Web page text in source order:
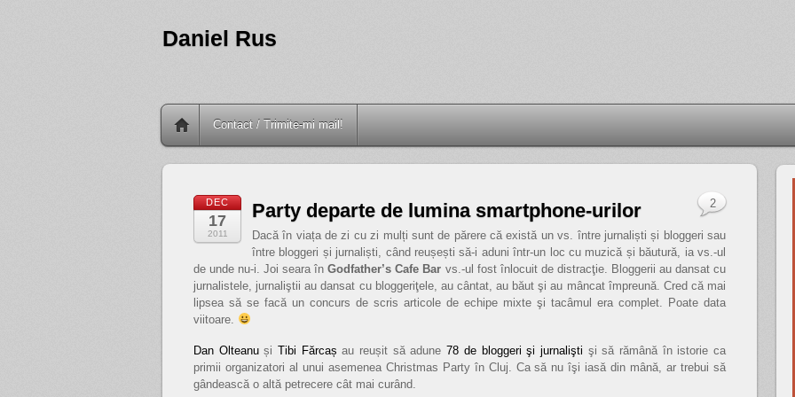
Daniel Rus
Contact / Trimite-mi mail!
DEC
17
2011
Party departe de lumina smartphone-urilor
Dacă în viața de zi cu zi mulți sunt de părere că există un vs. între jurnaliști și bloggeri sau
între bloggeri și jurnaliști, când reușești să-i aduni într-un loc cu muzică și băutură, ia vs.-ul
de unde nu-i. Joi seara înGodfather’s Cafe Bar vs.-ul fost înlocuit de distracţie. Bloggerii au dansat cu
jurnalistele, jurnaliştii au dansat cu bloggeriţele, au cântat, au băut şi au mâncat împreună. Cred că mai
lipsea să se facă un concurs de scris articole de echipe mixte şi tacâmul era complet. Poate data
viitoare.
Dan OlteanușiTibi Fărcaș au reușit să adune78 de bloggeri şi jurnalişti şi să rămână în istorie ca
primii organizatori al unui asemenea Christmas Party în Cluj. Ca să nu îşi iasă din mână, ar trebui să
gândească o altă petrecere cât mai curând.
2